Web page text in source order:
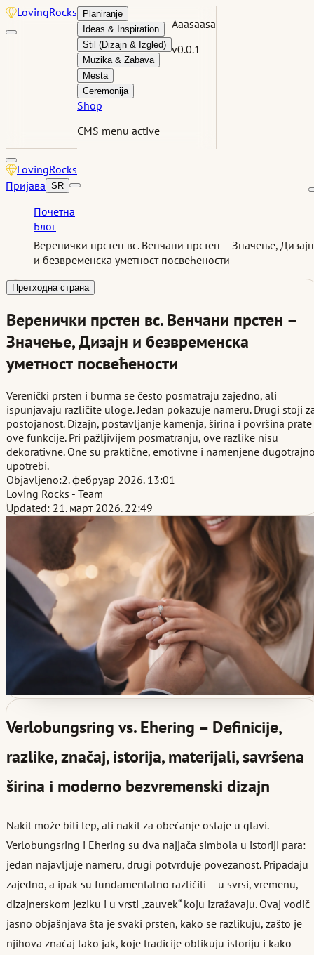
LovingRocks
Planiranje
Ideas & Inspiration
Stil (Dizajn & Izgled)
Muzika & Zabava
Mesta
Ceremonija
Shop
CMS menu active
Aaasaasa
v0.0.1
LovingRocks
Пријава SR
Почетна
Блог
Веренички прстен вс. Венчани прстен – Значење, Дизајн
и безвременска уметност посвећености
Претходна страна
Веренички прстен вс. Венчани прстен –
Значење, Дизајн и безвременска
уметност посвећености
Verenički prsten i burma se često posmatraju zajedno, ali
ispunjavaju različite uloge. Jedan pokazuje nameru. Drugi stoji
postojanost. Dizajn, postavljanje kamenja, širina i površina prate
ove funkcije. Pri pažljivijem posmatranju, ove razlike nisu
dekorativne. One su praktične, emotivne i namenjene
upotrebi.
Objavljeno:2. фебруар 2026. 13:01
Loving Rocks - Team
Updated: 21. март 2026. 22:49
Verlobungsring vs. Ehering – Definicije,
razlike, značaj, istorija, materijali, savršena
širina i moderno bezvremenski dizajn
Nakit može biti lep, ali nakit za obećanje ostaje u glavi.
Verlobungsring i Ehering su dva najjača simbola u istoriji para:
jedan najavljuje nameru, drugi potvrđuje povezanost. Pripadaju
zajedno, a ipak su fundamentalno različiti – u svrsi, vremenu,
dizajnerskom jeziku i u vrsti „zauvek“ koju izražavaju. Ovaj vodič
jasno objašnjava šta je svaki prsten, kako se razlikuju, zašto je
njihova značaj tako jak, koje tradicije oblikuju istoriju i kako